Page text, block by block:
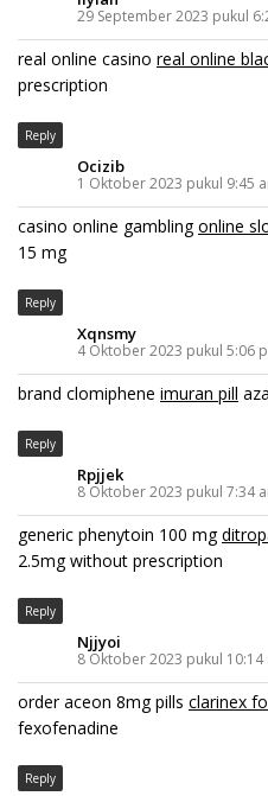
29 September 2023 pukul
real online casino real online
prescription
Reply
Ocizib
1 Oktober 2023 pukul 9:45
casino online gamblingonline
15 mg
Reply
Xqnsmy
4 Oktober 2023 pukul 5:06
brand clomiphene imuran pill
Reply
Rpjjek
8 Oktober 2023 pukul 7:34
generic phenytoin 100 mg
2.5mg without prescription
Reply
Njjyoi
8 Oktober 2023 pukul 10:14
order aceon 8mg pills clarinex
fexofenadine
Reply